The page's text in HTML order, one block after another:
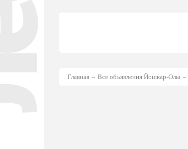
Главная Все объявления Йошкар-Олы